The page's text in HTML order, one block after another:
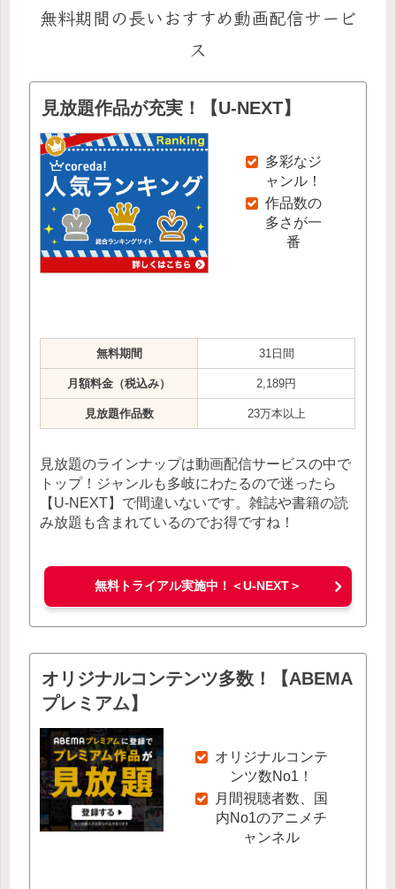
無料期間の長いおすすめ動画配信サービ
ス
見放題作品が充実！【U-NEXT】
多彩なジ
ャンル！
作品数の
多さが一
番
無料期間 31日間
月額料金（税込み） 2,189円
見放題作品数 23万本以上
見放題のラインナップは動画配信サービスの中で
トップ！ジャンルも多岐にわたるので迷ったら
【U-NEXT】で間違いないです。雑誌や書籍の読
み放題も含まれているのでお得ですね！
無料トライアル実施中！＜U-NEXT＞
オリジナルコンテンツ多数！【ABEMA
プレミアム】
オリジナルコンテ
ンツ数No1！
月間視聴者数、国
内No1のアニメチ
ャンネル